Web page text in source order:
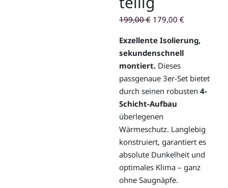
199,00€ Ursprünglicher
war:
199,00 €
179,00 €
ist:
Exzellente Isolierung,
sekundenschnell
montiert. Dieses
passgenaue 3er-Set bietet
durch seinen robusten 4-
Schicht-Aufbau
überlegenen
Wärmeschutz. Langlebig
konstruiert, garantiert es
absolute Dunkelheit und
optimales Klima – ganz
ohne Saugnäpfe.